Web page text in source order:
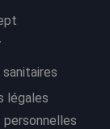
légales
personnelles